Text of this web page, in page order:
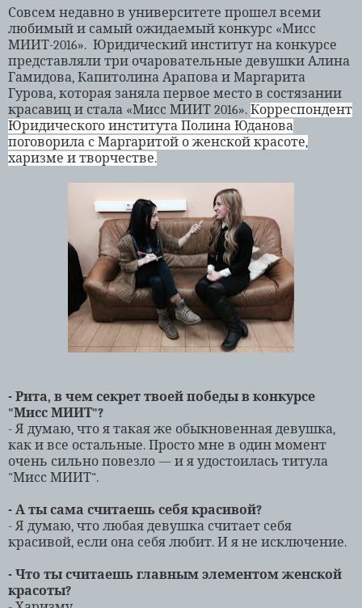
Совсем недавно в университете прошел всеми
любимый и самый ожидаемый конкурс «Мисс
МИИТ-2016». Юридический институт на конкурсе
представляли три очаровательные девушки Алина
Гамидова, Капитолина Арапова и Маргарита
Гурова, которая заняла первое место в состязании
красавиц и стала «Мисс МИИТ 2016». Корреспондент
Юридического института Полина Юданова
поговорила с Маргаритой о женской красоте,
харизме и творчестве.
- Рита, в чем секрет твоей победы в конкурсе
"Мисс МИИТ"?
- Я думаю, что я такая же обыкновенная девушка,
как и все остальные. Просто мне в один момент
очень сильно повезло — и я удостоилась титула
"Мисс МИИТ".
- А ты сама считаешь себя красивой?
- Я думаю, что любая девушка считает себя
красивой, если она себя любит. И я не исключение.
- Что ты считаешь главным элементом женской
красоты?